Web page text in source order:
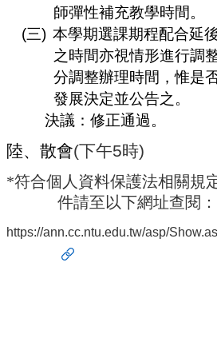
師彈性補充教學時間。
(三) 本學期選課期程配合延
之時間亦視情形進行調
分調整辦理時間，惟是
發展決定並公告之。
決議：修正通過。
陸、 散會(下午5時)
*符合個人資料保護法相關規
件請至以下網址查閱：
https://ann.cc.ntu.edu.tw/asp/